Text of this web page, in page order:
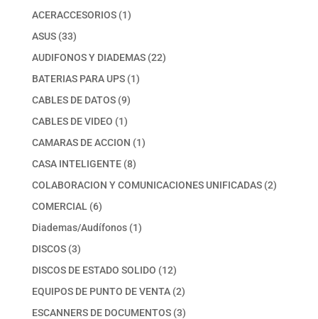
ACERACCESORIOS 11
ASUS 3333
productos
AUDIFONOS Y DIADEMAS 2222
BATERIAS PARA UPS 11
CABLES DE DATOS 99
productos
CABLES DE VIDEO 11
producto
CAMARAS DE ACCION 11
CASA INTELIGENTE 88
productos
COLABORACION Y COMUNICACIONES UNIFICADAS 22
COMERCIAL 66
productos
Diademas/Audífonos 11
DISCOS 33
productos
DISCOS DE ESTADO SOLIDO 1212
productos
EQUIPOS DE PUNTO DE VENTA 22
productos
ESCANNERS DE DOCUMENTOS 33